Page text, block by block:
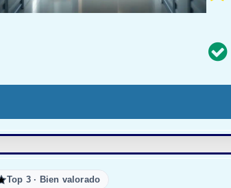
Top 3 · Bien valorado